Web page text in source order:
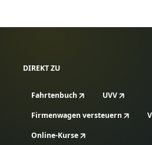
DIREKT ZU
Fahrtenbuch
UVV
Firmenwagen versteuern
Online-Kurse